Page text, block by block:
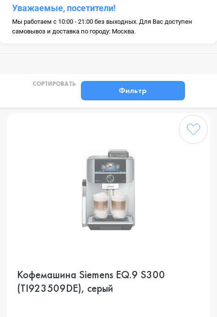
Уважаемые, посетители!
Мы работаем с 10:00 - 21:00 без выходных. Для Вас доступен
самовывоз и доставка по городу: Москва.
СОРТИРОВАТЬ
Фильтр
Кофемашина Siemens EQ.9 S300
(TI923509DE), серый